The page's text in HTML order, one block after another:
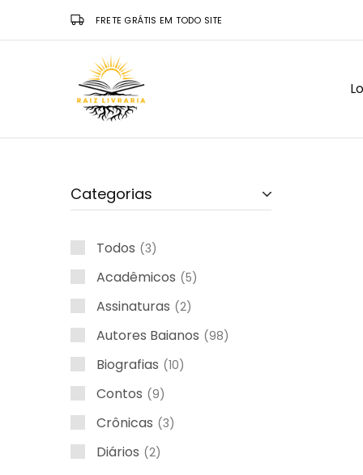
FRETE GRÁTIS EM TODO SITE
Raiz
Livraria
Categorias
Todos 3
Acadêmicos 5
Assinaturas 2
Autores Baianos 98
Biografias 10
Contos 9
Crônicas 3
Diários 2